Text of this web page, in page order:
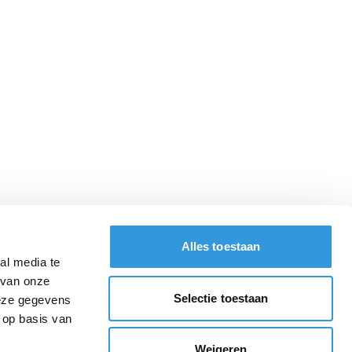
media te
onze
gegevens
basis van
Alles toestaan
Selectie toestaan
Weigeren